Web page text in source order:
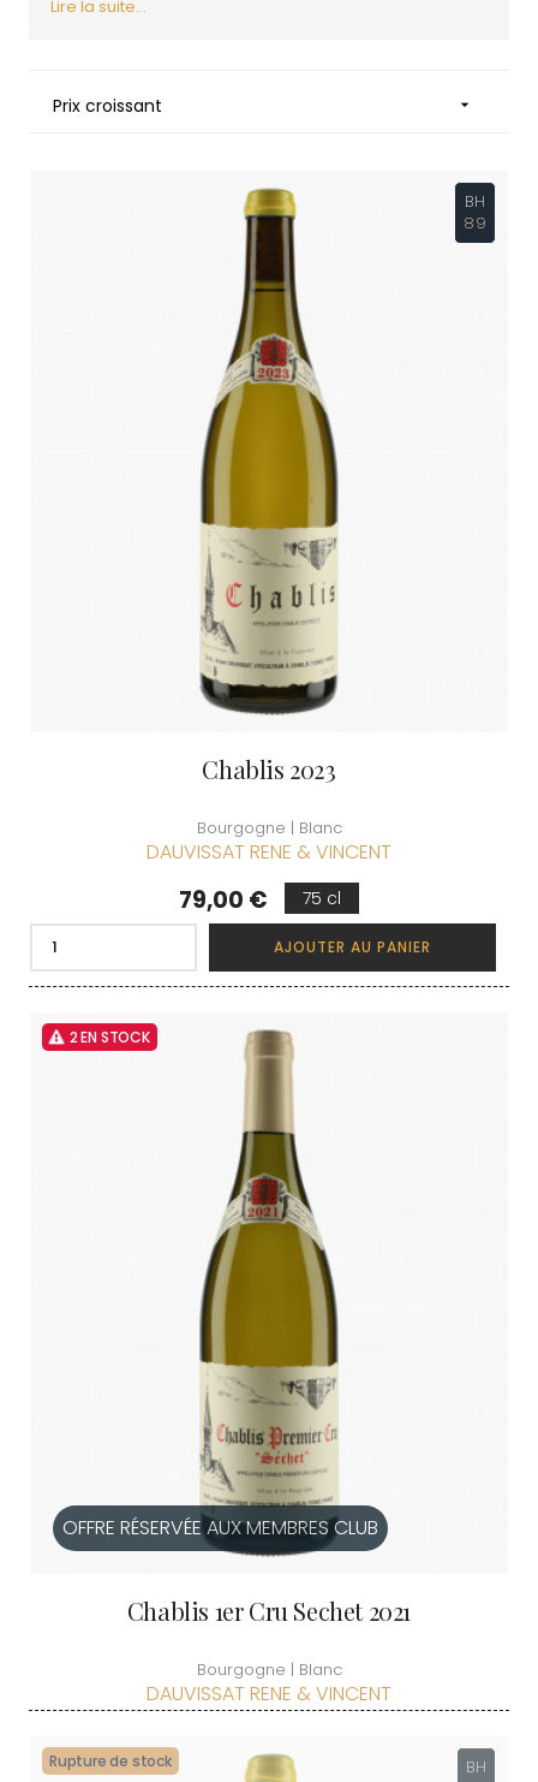
Lire la suite...
Prix croissant 
BH
89
Chablis 2023
Bourgogne | Blanc
DAUVISSAT RENE & VINCENT
Prix
79,00 € 75 cl
AJOUTER AU PANIER
2 EN STOCK
OFFRE RÉSERVÉE AUX MEMBRES CLUB
Chablis 1er Cru Sechet 2021
Bourgogne | Blanc
DAUVISSAT RENE & VINCENT
Rupture de stock
BH